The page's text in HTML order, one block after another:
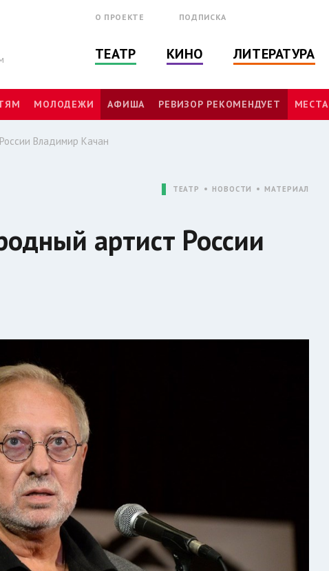
О ПРОЕКТЕ ПОДПИСКА
ТЕАТР КИНО ЛИТЕРАТУРА
МОЛОДЕЖИ АФИША РЕВИЗОР РЕКОМЕНДУЕТ МЕСТА
Владимир Качан
ТЕАТР НОВОСТИ МАТЕРИАЛ
артист России